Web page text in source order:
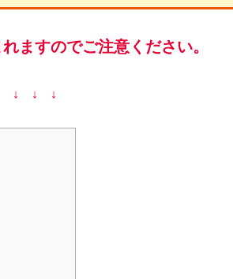
ますのでご注意ください。
↓ ↓ ↓